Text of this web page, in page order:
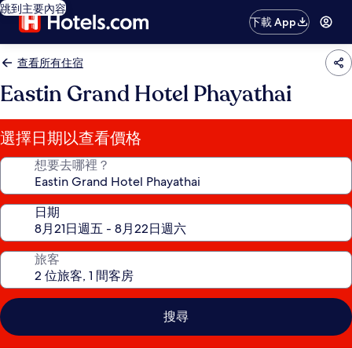
跳到主要內容
下載 App
查看所有住宿
Eastin Grand Hotel Phayathai
選擇日期以查看價格
想要去哪裡？
日期
旅客
搜尋